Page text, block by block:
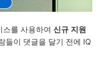
를 사용하여 신규 지원
들이 댓글을 달기 전에 IQ